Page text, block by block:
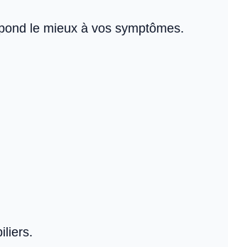
le mieux à vos symptômes.